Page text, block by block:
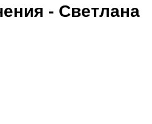
- Светлана